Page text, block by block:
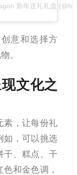
新年送礼礼盒
。
文化之
素，让每份礼
如，可以挑选
干、糕点、干
和金色调，